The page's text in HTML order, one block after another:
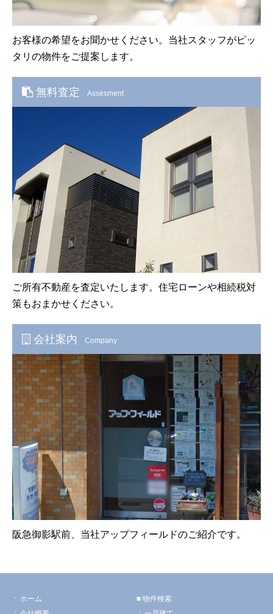
お客様の希望をお聞かせください。当社スタッフがピッ
タリの物件をご提案します。
無料査定 Assesment
ご所有不動産を査定いたします。住宅ローンや相続税対
策もおまかせください。
会社案内 Company
阪急御影駅前、当社アップフィールドのご紹介です。
ホーム
物件検索